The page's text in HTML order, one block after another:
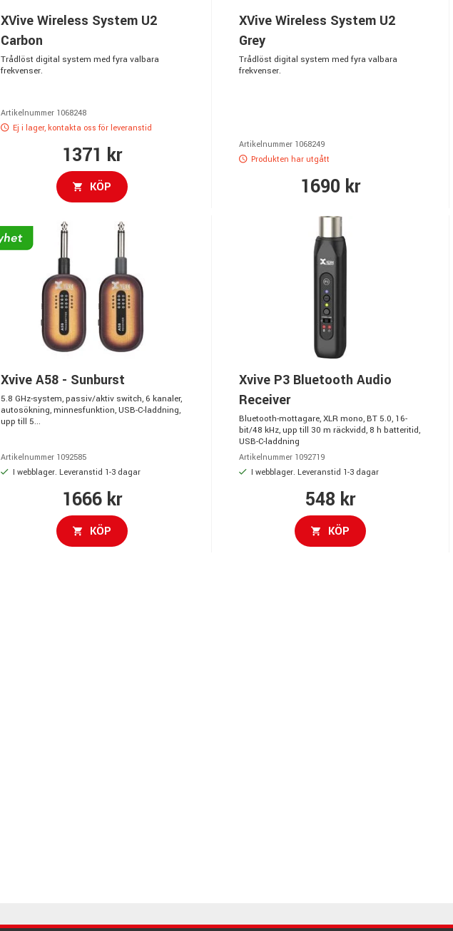
XVive Wireless System U2
Carbon
Trådlöst digital system med fyra valbara
frekvenser.
Artikelnummer 1068248
Ej i lager, kontakta oss för leveranstid
1371 kr
KÖP
XVive Wireless System U2
Grey
Trådlöst digital system med fyra valbara
frekvenser.
Artikelnummer 1068249
Produkten har utgått
1690 kr
Xvive A58 - Sunburst
5.8 GHz-system, passiv/aktiv switch, 6 kanaler,
autosökning, minnesfunktion, USB-C-laddning,
upp till 5...
Artikelnummer 1092585
I webblager. Leveranstid 1-3 dagar
1666 kr
KÖP
Xvive P3 Bluetooth Audio
Receiver
Bluetooth-mottagare, XLR mono, BT 5.0, 16-
bit/48 kHz, upp till 30 m räckvidd, 8 h batteritid,
USB-C-laddning
Artikelnummer 1092719
I webblager. Leveranstid 1-3 dagar
548 kr
KÖP